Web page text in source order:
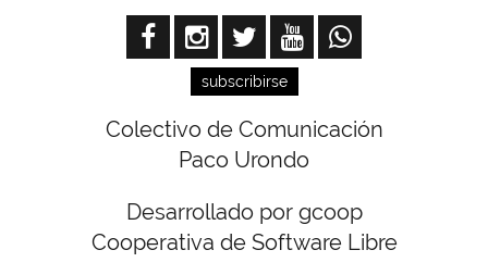
subscribirse
Colectivo de Comunicación
Paco Urondo
Desarrollado por gcoop
Cooperativa de Software Libre